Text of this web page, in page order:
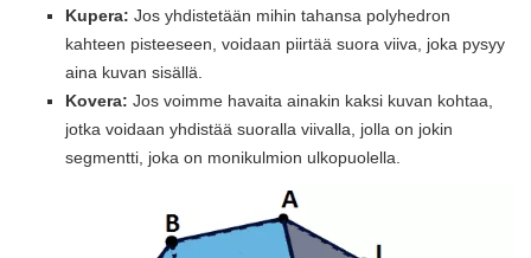
Kupera: Jos yhdistetään mihin tahansa polyhedron
kahteen pisteeseen, voidaan piirtää suora viiva, joka pysyy
aina kuvan sisällä.
Kovera: Jos voimme havaita ainakin kaksi kuvan kohtaa,
jotka voidaan yhdistää suoralla viivalla, jolla on jokin
segmentti, joka on monikulmion ulkopuolella.